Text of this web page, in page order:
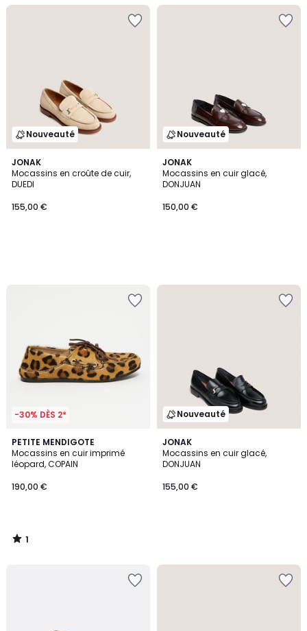
Nouveauté
JONAK
Mocassins en croûte de cuir,
DUEDI
155,00 €
Nouveauté
JONAK
Mocassins en cuir glacé,
DONJUAN
150,00 €
-30% DÈS 2*
PETITE MENDIGOTE
Mocassins en cuir imprimé
léopard, COPAIN
190,00 €
1
/
5
1
/
Nouveauté
JONAK
Mocassins en cuir glacé,
DONJUAN
155,00 €